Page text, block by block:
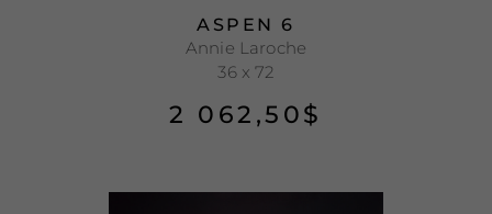
ASPEN 6
Annie Laroche
36 x 72
2 062,50$